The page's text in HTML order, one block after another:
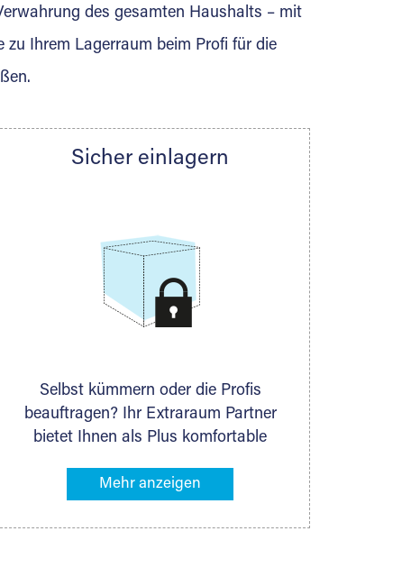
des gesamten Haushalts – mit
Ihrem Lagerraum beim Profi für die
Sicher einlagern
Selbst kümmern oder die Profis
beauftragen? Ihr Extraraum Partner
bietet Ihnen als Plus komfortable
besonders bequem machen. Dazu
Lieferung von Packmaterial sowie